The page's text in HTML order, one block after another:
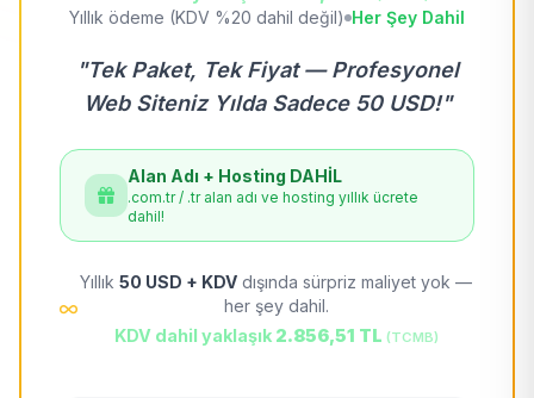
Yıllık ödeme (KDV %20 dahil değil) Her Şey Dahil
"Tek Paket, Tek Fiyat — Profesyonel
Web Siteniz Yılda Sadece 50 USD!"
Alan Adı + Hosting DAHİL
.com.tr / .tr alan adı ve hosting yıllık ücrete
dahil!
Yıllık 50 USD + KDV dışında sürpriz maliyet yok —
her şey dahil.
KDV dahil yaklaşık 2.856,51 TL (TCMB)